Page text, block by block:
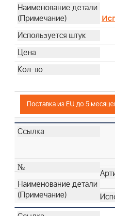
Поставка из EU до 5